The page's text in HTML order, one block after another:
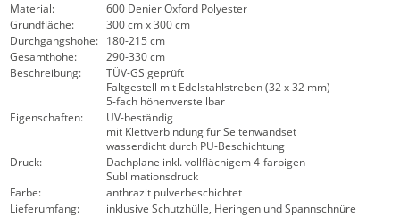
Material:
600 Denier Oxford Polyester
Grundfläche:
300 cm x 300 cm
Durchgangshöhe: 180-215 cm
Gesamthöhe:
290-330 cm
Beschreibung:
TÜV-GS geprüft
Faltgestell mit Edelstahlstreben (32 x 32 mm)
5-fach höhenverstellbar
Eigenschaften:
UV-beständig
mit Klettverbindung für Seitenwandset
wasserdicht durch PU-Beschichtung
Druck:
Dachplane inkl. vollflächigem 4-farbigen
Sublimationsdruck
Farbe:
anthrazit pulverbeschichtet
Lieferumfang:
inklusive Schutzhülle, Heringen und Spannschnüre